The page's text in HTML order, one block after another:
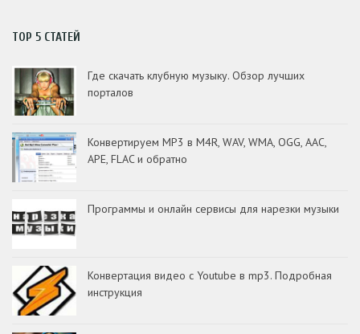
TOP 5 СТАТЕЙ
Где скачать клубную музыку. Обзор лучших
порталов
Конвертируем MP3 в M4R, WAV, WMA, OGG, AAC,
APE, FLAC и обратно
Программы и онлайн сервисы для нарезки музыки
Конвертация видео с Youtube в mp3. Подробная
инструкция